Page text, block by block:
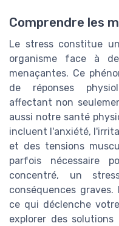
Comprendre les
Le stress constitue
organisme face à
menaçantes. Ce
de réponses
affectant non
aussi notre santé
incluent l'anxiété,
et des tensions
parfois nécessaire
concentré, un
conséquences
ce qui déclenche
explorer des